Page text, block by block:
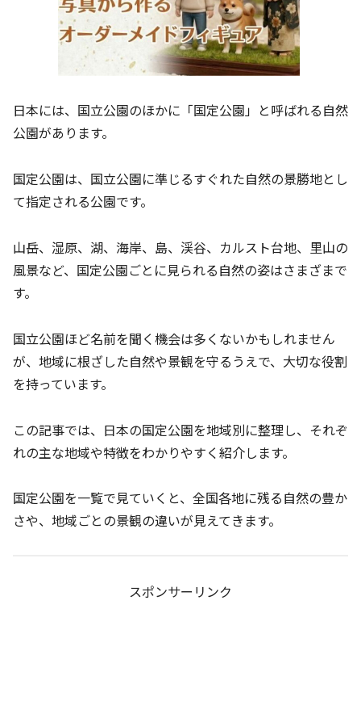
日本には、国立公園のほかに「国定公園」と呼ばれる自然
公園があります。
国定公園は、国立公園に準じるすぐれた自然の景勝地とし
て指定される公園です。
山岳、湿原、湖、海岸、島、渓谷、カルスト台地、里山の
風景など、国定公園ごとに見られる自然の姿はさまざまで
す。
国立公園ほど名前を聞く機会は多くないかもしれません
が、地域に根ざした自然や景観を守るうえで、大切な役割
を持っています。
この記事では、日本の国定公園を地域別に整理し、それぞ
れの主な地域や特徴をわかりやすく紹介します。
国定公園を一覧で見ていくと、全国各地に残る自然の豊か
さや、地域ごとの景観の違いが見えてきます。
スポンサーリンク